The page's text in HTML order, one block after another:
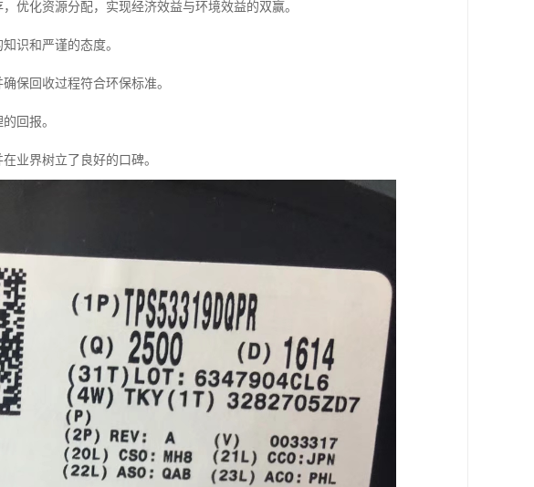
优化资源分配，实现经济效益与环境效益的双赢。
识和严谨的态度。
保回收过程符合环保标准。
回报。
业界树立了良好的口碑。